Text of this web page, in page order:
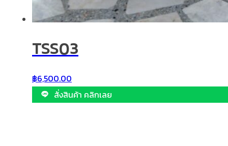
TSS03
฿6,500.00
สั่งสินค้า คลิกเลย